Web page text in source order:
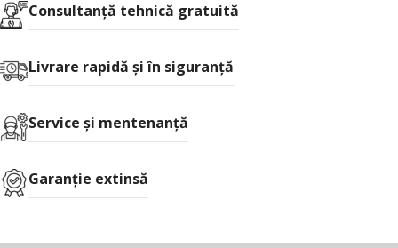
Consultanţă tehnică gratuită
Livrare rapidă şi în siguranţă
Service și mentenanță
Garanție extinsă